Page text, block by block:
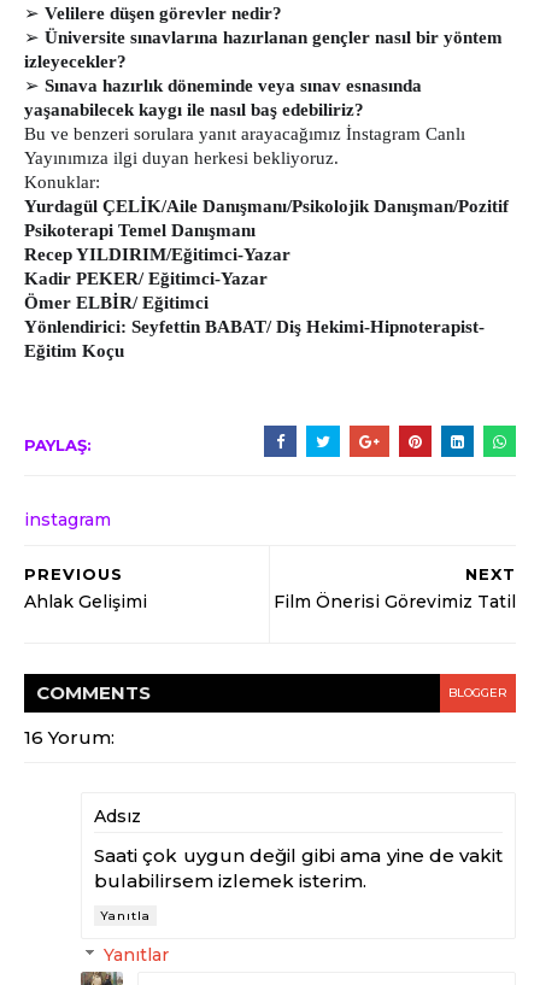
➢ Velilere düşen görevler nedir?
➢ Üniversite sınavlarına hazırlanan gençler nasıl bir yöntem
izleyecekler?
➢ Sınava hazırlık döneminde veya sınav esnasında
yaşanabilecek kaygı ile nasıl baş edebiliriz?
Bu ve benzeri sorulara yanıt arayacağımız İnstagram Canlı
Yayınımıza ilgi duyan herkesi bekliyoruz.
Konuklar:
Yurdagül ÇELİK/Aile Danışmanı/Psikolojik Danışman/Pozitif
Psikoterapi Temel Danışmanı
Recep YILDIRIM/Eğitimci-Yazar
Kadir PEKER/ Eğitimci-Yazar
Ömer ELBİR/ Eğitimci
Yönlendirici: Seyfettin BABAT/ Diş Hekimi-Hipnoterapist-
Eğitim Koçu
PAYLAŞ:
instagram
NEXT
Film Önerisi Görevimiz Tatil
PREVIOUS
Ahlak Gelişimi
COMMENTS BLOGGER
16 Yorum:
Adsız
Saati çok uygun değil gibi ama yine de vakit
bulabilirsem izlemek isterim.
Yanıtla
Yanıtlar